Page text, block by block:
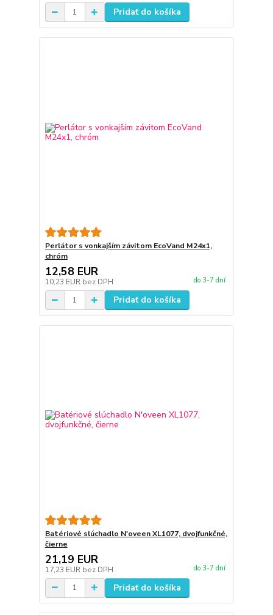
Pridať do košíka
Perlátor s vonkajším závitom EcoVand M24x1,
chróm
12,58 EUR
10,23 EUR bez DPH do 3-7 dní
Pridať do košíka
Batériové slúchadlo N'oveen XL1077, dvojfunkčné,
čierne
21,19 EUR
17,23 EUR bez DPH do 3-7 dní
Pridať do košíka